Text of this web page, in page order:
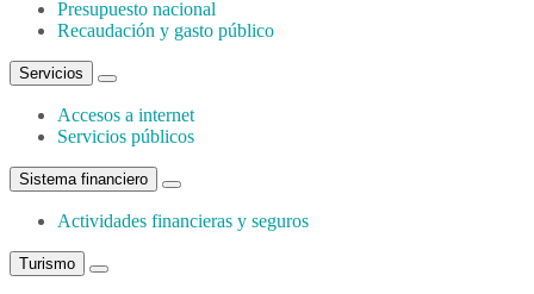
Presupuesto nacional
Recaudación y gasto público
Servicios
Accesos a internet
Servicios públicos
Sistema financiero
Actividades financieras y seguros
Turismo